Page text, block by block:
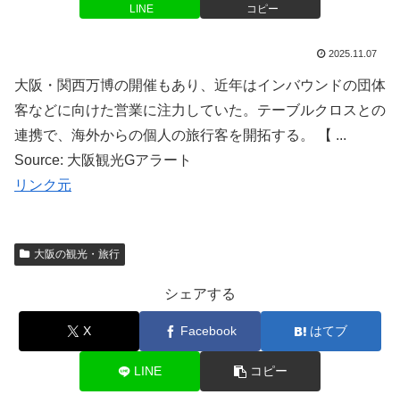
LINE コピー
2025.11.07
大阪・関西万博の開催もあり、近年はインバウンドの団体
客などに向けた営業に注力していた。テーブルクロスとの
連携で、海外からの個人の旅行客を開拓する。 【 ...
Source: 大阪観光Gアラート
リンク元
大阪の観光・旅行
シェアする
X Facebook はてブ
LINE コピー